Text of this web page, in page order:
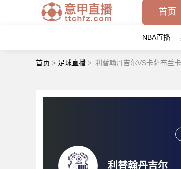
首页
NBA直播
首页 > 足球直播 > 利替翰丹吉尔VS卡萨布兰
利替翰丹吉尔